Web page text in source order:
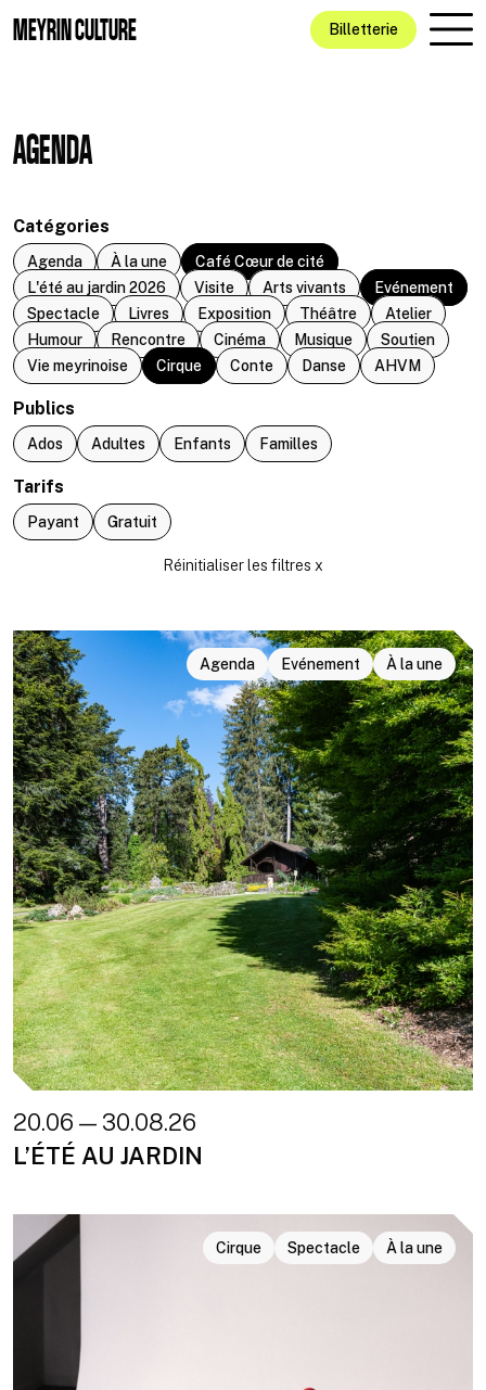
MEYRIN CULTURE Billetterie
AGENDA
Catégories
Agenda À la une
Café Cœur de cité
L'été au jardin 2026
Visite Arts vivants
Evénement
Spectacle
Livres Exposition Théâtre
Atelier
Humour
Rencontre Cinéma Musique
Soutien
Vie meyrinoise
Cirque Conte Danse AHVM
Publics
Ados Adultes Enfants Familles
Tarifs
Payant Gratuit
Agenda Evénement À la une
20.06 — 30.08.26
L’ÉTÉ AU JARDIN
Cirque Spectacle À la une